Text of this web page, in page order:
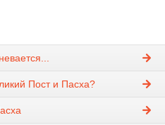
Пост и Пасха?